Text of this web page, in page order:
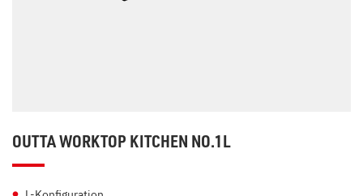
OUTTA WORKTOP KITCHEN NO.1L